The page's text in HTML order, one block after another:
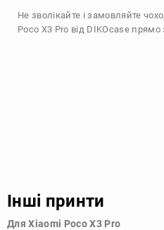
Не зволікайте і замовляйте
Poco X3 Pro від DIKOcase прямо
Інші принти
Для Xiaomi Poco X3 Pro